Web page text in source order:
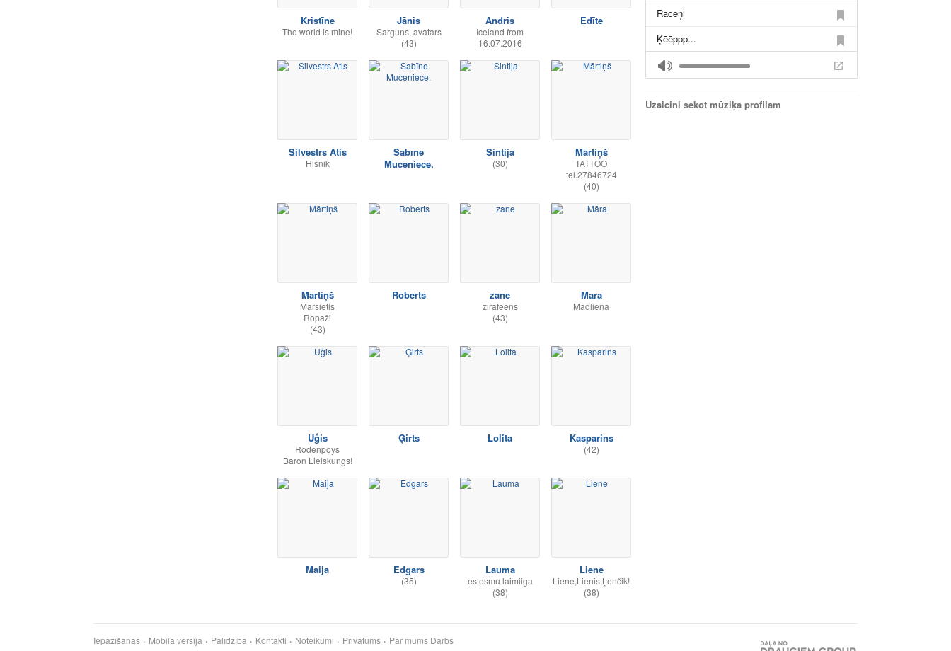
Kristīne
The world is mine!
Jānis
Sarguns, avatars
(43)
Andris
Iceland from
16.07.2016
Edīte
Silvestrs Atis
Hisnik
Sabīne
Muceniece.
Sintija
(30)
Mārtiņš
TATTOO
tel.27846724
(40)
Mārtiņš
Marsietis
Ropaži
(43)
Roberts zane
zirafeens
(43)
Māra
Madliena
Uģis
Rodenpoys
Baron Lielskungs!
Ģirts Lolita Kasparins
(42)
Maija Edgars
(35)
Lauma
es esmu laimiiga
(38)
Liene
Liene,Lienis,Ļenčik!
(38)
Rāceņi
Ķēēppp...
Beķereja
Uzaicini sekot mūziķa profilam
Iepazīšanās Mobilā versija Palīdzība Kontakti Noteikumi Privātums Par mums Darbs